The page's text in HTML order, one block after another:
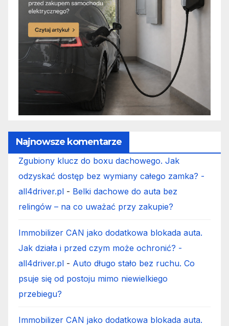
Najnowsze komentarze
Zgubiony klucz do boxu dachowego. Jak
odzyskać dostęp bez wymiany całego zamka? -
all4driver.pl - Belki dachowe do auta bez
relingów – na co uważać przy zakupie?
Immobilizer CAN jako dodatkowa blokada auta.
Jak działa i przed czym może ochronić? -
all4driver.pl - Auto długo stało bez ruchu. Co
psuje się od postoju mimo niewielkiego
przebiegu?
Immobilizer CAN jako dodatkowa blokada auta.